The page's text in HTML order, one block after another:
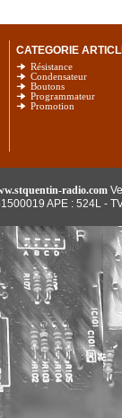
CATEGORIE
Résistance
Condensateur
Boutons
Programmateur
Promotion
radio.com
APE : 524L -